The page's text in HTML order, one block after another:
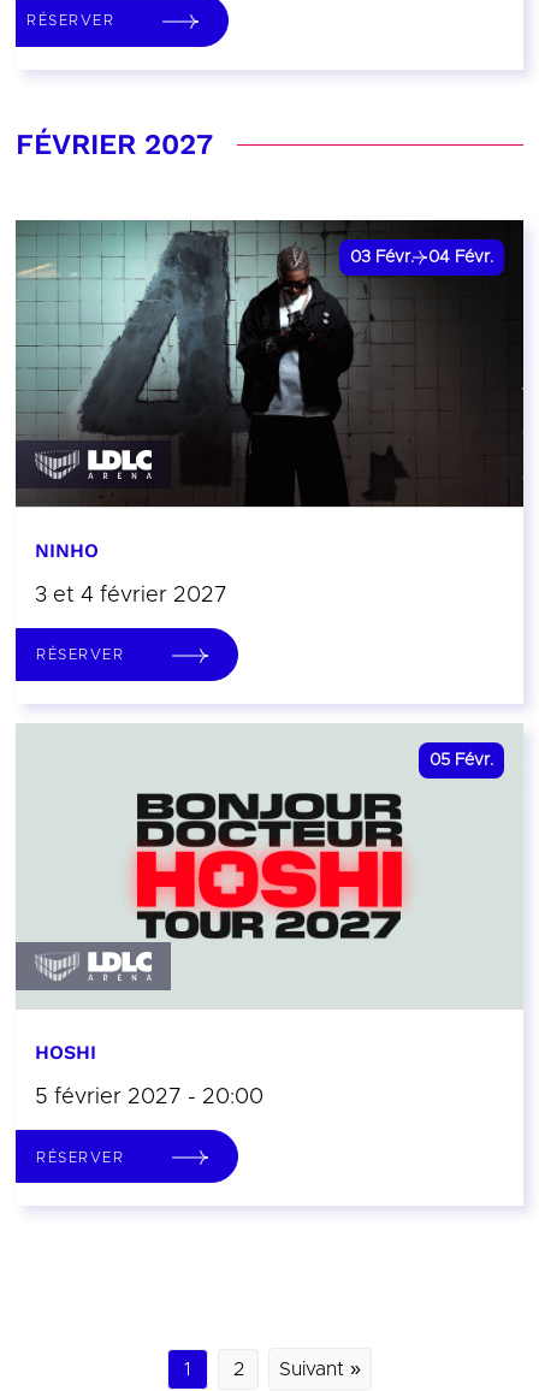
RÉSERVER
FÉVRIER 2027
03 Févr. 04 Févr.
NINHO
3 et 4 février 2027
RÉSERVER
05 Févr.
HOSHI
5 février 2027 - 20:00
RÉSERVER
1 2 Suivant »